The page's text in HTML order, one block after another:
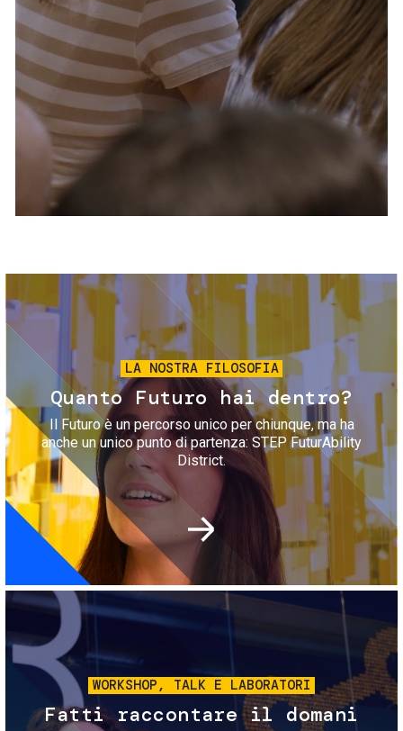
Servizi e accessibilità
Contatti
FAQ
Biglietti
Immagine
LA NOSTRA FILOSOFIA
Quanto Futuro hai dentro?
Il Futuro è un percorso unico per chiunque, ma ha
anche un unico punto di partenza: STEP FuturAbility
District.
Immagine
WORKSHOP, TALK E LABORATORI
Fatti raccontare il domani